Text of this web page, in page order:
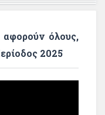
όλους,
2025